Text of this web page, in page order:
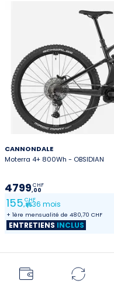
CANNONDALE
Moterra 4+ 800Wh - OBSIDIAN
4799,00
CHF
155,85
CHF
/ 36 mois
+ 1ère mensualité de 480,70 CHF
ENTRETIENS INCLUS